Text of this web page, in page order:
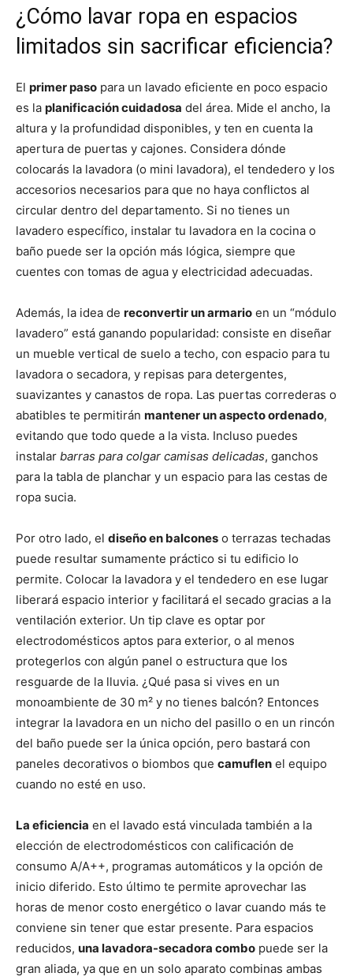
¿Cómo lavar ropa en espacios
limitados sin sacrificar eficiencia?
El primer paso para un lavado eficiente en poco espacio
es la planificación cuidadosa del área. Mide el ancho, la
altura y la profundidad disponibles, y ten en cuenta la
apertura de puertas y cajones. Considera dónde
colocarás la lavadora (o mini lavadora), el tendedero y los
accesorios necesarios para que no haya conflictos al
circular dentro del departamento. Si no tienes un
lavadero específico, instalar tu lavadora en la cocina o
baño puede ser la opción más lógica, siempre que
cuentes con tomas de agua y electricidad adecuadas.
Además, la idea de reconvertir un armario en un “módulo
lavadero” está ganando popularidad: consiste en diseñar
un mueble vertical de suelo a techo, con espacio para tu
lavadora o secadora, y repisas para detergentes,
suavizantes y canastos de ropa. Las puertas correderas o
abatibles te permitirán mantener un aspecto ordenado,
evitando que todo quede a la vista. Incluso puedes
instalar barras para colgar camisas delicadas, ganchos
para la tabla de planchar y un espacio para las cestas de
ropa sucia.
Por otro lado, el diseño en balcones o terrazas techadas
puede resultar sumamente práctico si tu edificio lo
permite. Colocar la lavadora y el tendedero en ese lugar
liberará espacio interior y facilitará el secado gracias a la
ventilación exterior. Un tip clave es optar por
electrodomésticos aptos para exterior, o al menos
protegerlos con algún panel o estructura que los
resguarde de la lluvia. ¿Qué pasa si vives en un
monoambiente de 30 m² y no tienes balcón? Entonces
integrar la lavadora en un nicho del pasillo o en un rincón
del baño puede ser la única opción, pero bastará con
paneles decorativos o biombos que camuflen el equipo
cuando no esté en uso.
La eficiencia en el lavado está vinculada también a la
elección de electrodomésticos con calificación de
consumo A/A++, programas automáticos y la opción de
inicio diferido. Esto último te permite aprovechar las
horas de menor costo energético o lavar cuando más te
conviene sin tener que estar presente. Para espacios
reducidos, una lavadora-secadora combo puede ser la
gran aliada, ya que en un solo aparato combinas ambas